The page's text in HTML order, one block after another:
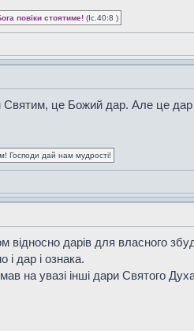
повіки стоятиме! (Іс.40:8 )
це Божий дар. Але це дар
Господи дай нам мудрості!
відносно дарів для власного
і дар і ознака.
на увазі інші дари Святого